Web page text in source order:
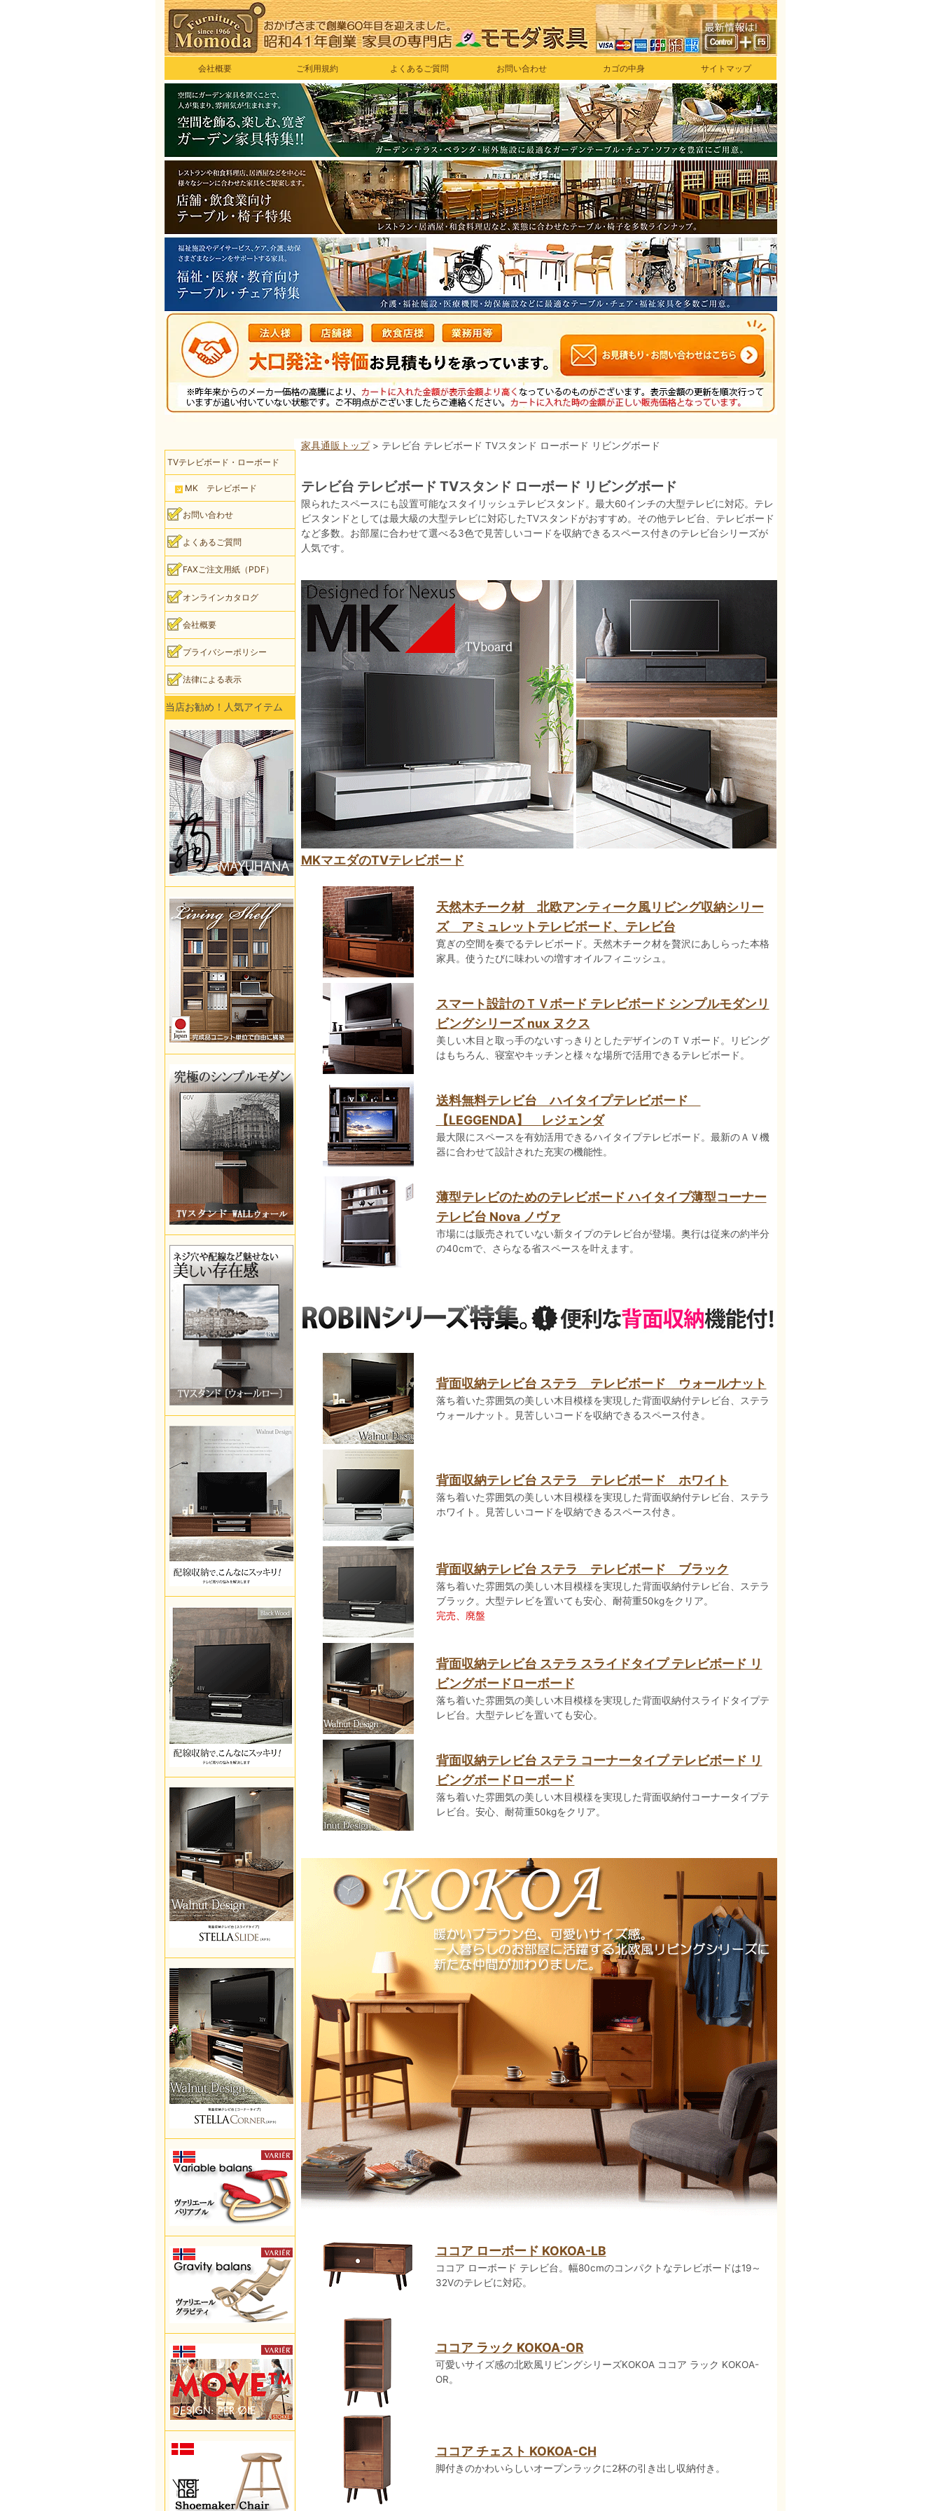
会社概要 ご利用規約 よくあるご質問 お問い合わせ カゴの中身 サイトマップ
家具通販トップ> テレビ台 テレビボード TVスタンド ローボード リビングボード
テレビ台 テレビボード TVスタンド ローボード リビングボード
限られたスペースにも設置可能なスタイリッシュテレビスタンド。最大60インチの大型テレビに対応。テレ
ビスタンドとしては最大級の大型テレビに対応したTVスタンドがおすすめ。その他テレビ台、テレビボード
など多数。お部屋に合わせて選べる3色で見苦しいコードを収納できるスペース付きのテレビ台シリーズが
人気です。
MKマエダのTVテレビボード
天然木チーク材 北欧アンティーク風リビング収納シリー
ズ アミュレットテレビボード、テレビ台
寛ぎの空間を奏でるテレビボード。天然木チーク材を贅沢にあしらった本格
家具。使うたびに味わいの増すオイルフィニッシュ。
スマート設計のＴＶボード テレビボード シンプルモダンリ
ビングシリーズ nux ヌクス
美しい木目と取っ手のないすっきりとしたデザインのＴＶボード。リビング
はもちろん、寝室やキッチンと様々な場所で活用できるテレビボード。
送料無料テレビ台 ハイタイプテレビボード
【LEGGENDA】 レジェンダ
最大限にスペースを有効活用できるハイタイプテレビボード。最新のＡＶ機
器に合わせて設計された充実の機能性。
薄型テレビのためのテレビボード ハイタイプ薄型コーナー
テレビ台 Nova ノヴァ
市場には販売されていない新タイプのテレビ台が登場。奥行は従来の約半分
の40cmで、さらなる省スペースを叶えます。
背面収納テレビ台 ステラ テレビボード ウォールナット
落ち着いた雰囲気の美しい木目模様を実現した背面収納付テレビ台、ステラ
ウォールナット。見苦しいコードを収納できるスペース付き。
背面収納テレビ台 ステラ テレビボード ホワイト
落ち着いた雰囲気の美しい木目模様を実現した背面収納付テレビ台、ステラ
ホワイト。見苦しいコードを収納できるスペース付き。
背面収納テレビ台 ステラ テレビボード ブラック
落ち着いた雰囲気の美しい木目模様を実現した背面収納付テレビ台、ステラ
ブラック。大型テレビを置いても安心、耐荷重50kgをクリア。
完売、廃盤
背面収納テレビ台 ステラ スライドタイプ テレビボード リ
ビングボードローボード
落ち着いた雰囲気の美しい木目模様を実現した背面収納付スライドタイプテ
レビ台。大型テレビを置いても安心。
背面収納テレビ台 ステラ コーナータイプ テレビボード リ
ビングボードローボード
落ち着いた雰囲気の美しい木目模様を実現した背面収納付コーナータイプテ
レビ台。安心、耐荷重50kgをクリア。
ココア ローボード KOKOA-LB
ココア ローボード テレビ台。幅80cmのコンパクトなテレビボードは19～
32Vのテレビに対応。
ココア ラック KOKOA-OR
可愛いサイズ感の北欧風リビングシリーズKOKOA ココア ラック KOKOA-
OR。
ココア チェスト KOKOA-CH
脚付きのかわいらしいオープンラックに2杯の引き出し収納付き。
TVテレビボード・ローボード
MK テレビボード
お問い合わせ
よくあるご質問
FAXご注文用紙（PDF）
オンラインカタログ
会社概要
プライバシーポリシー
法律による表示
当店お勧め！人気アイテム